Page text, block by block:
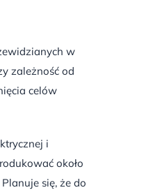
w
zależność od
celów
i
około
się, że do